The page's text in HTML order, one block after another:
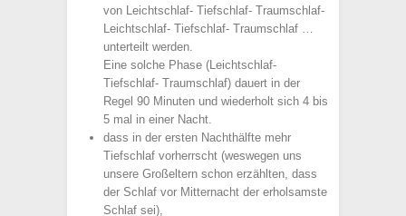
von Leichtschlaf- Tiefschlaf- Traumschlaf-
Leichtschlaf- Tiefschlaf- Traumschlaf …
unterteilt werden.
Eine solche Phase (Leichtschlaf-
Tiefschlaf- Traumschlaf) dauert in der
Regel 90 Minuten und wiederholt sich 4 bis
5 mal in einer Nacht.
dass in der ersten Nachthälfte mehr
Tiefschlaf vorherrscht (weswegen uns
unsere Großeltern schon erzählten, dass
der Schlaf vor Mitternacht der erholsamste
Schlaf sei),